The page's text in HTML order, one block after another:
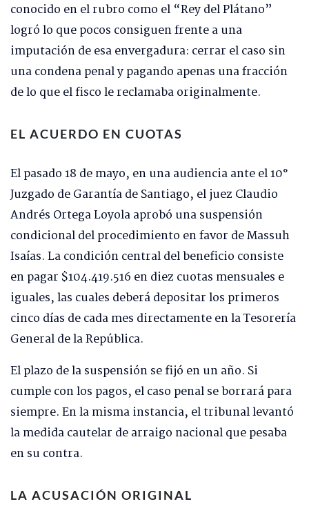
conocido en el rubro como el “Rey del Plátano”
logró lo que pocos consiguen frente a una
imputación de esa envergadura: cerrar el caso sin
una condena penal y pagando apenas una fracción
de lo que el fisco le reclamaba originalmente.
EL ACUERDO EN CUOTAS
El pasado 18 de mayo, en una audiencia ante el 10°
Juzgado de Garantía de Santiago, el juez Claudio
Andrés Ortega Loyola aprobó una suspensión
condicional del procedimiento en favor de Massuh
Isaías. La condición central del beneficio consiste
en pagar $104.419.516 en diez cuotas mensuales e
iguales, las cuales deberá depositar los primeros
cinco días de cada mes directamente en la Tesorería
General de la República.
El plazo de la suspensión se fijó en un año. Si
cumple con los pagos, el caso penal se borrará para
siempre. En la misma instancia, el tribunal levantó
la medida cautelar de arraigo nacional que pesaba
en su contra.
LA ACUSACIÓN ORIGINAL